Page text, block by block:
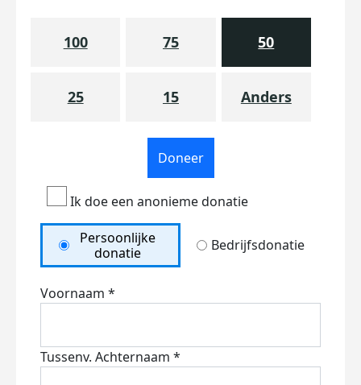
100 75 50
25 15 Anders
Doneer
Ik doe een anonieme donatie
Persoonlijke
donatie
Bedrijfsdonatie
Voornaam *
Tussenv. Achternaam *